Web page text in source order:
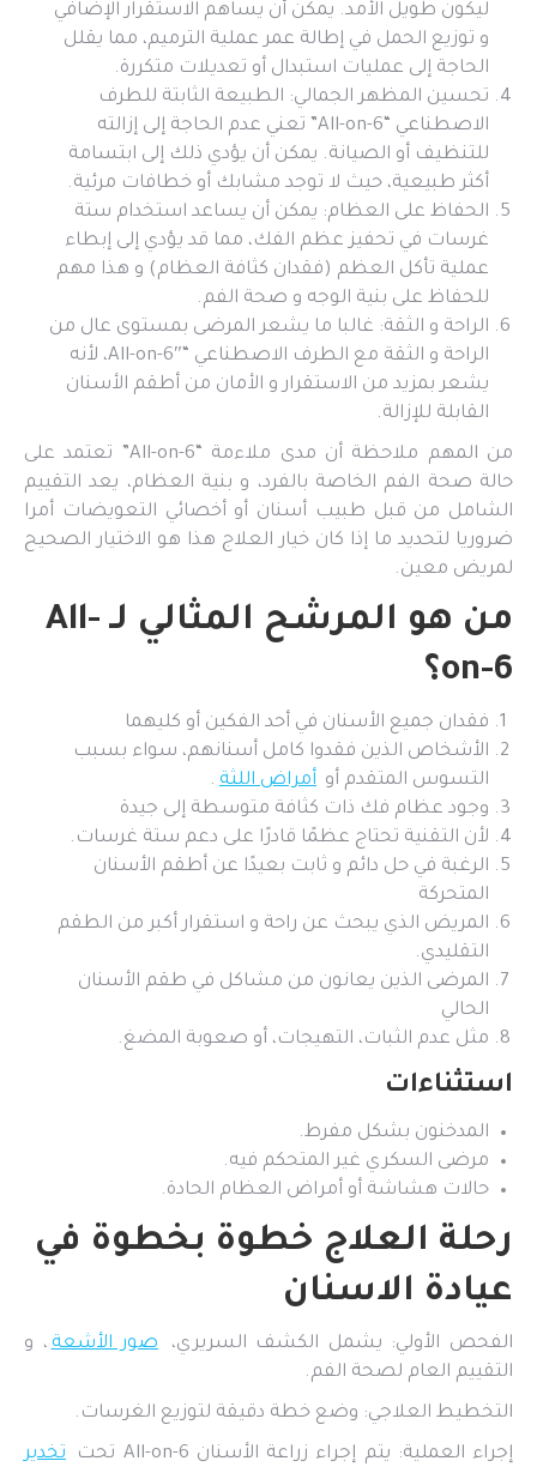
ليكون طويل الأمد. يمكن أن يساهم الاستقرار الإضافي
و توزيع الحمل في إطالة عمر عملية الترميم، مما يقلل
الحاجة إلى عمليات استبدال أو تعديلات متكررة.
تحسين المظهر الجمالي: الطبيعة الثابتة للطرف
الاصطناعي “All-on-6” تعني عدم الحاجة إلى إزالته
للتنظيف أو الصيانة. يمكن أن يؤدي ذلك إلى ابتسامة
أكثر طبيعية، حيث لا توجد مشابك أو خطافات مرئية.
الحفاظ على العظام: يمكن أن يساعد استخدام ستة
غرسات في تحفيز عظم الفك، مما قد يؤدي إلى إبطاء
عملية تأكل العظم (فقدان كثافة العظام) و هذا مهم
للحفاظ على بنية الوجه و صحة الفم.
الراحة و الثقة: غالبا ما يشعر المرضى بمستوى عال من
الراحة و الثقة مع الطرف الاصطناعي “All-on-6″، لأنه
يشعر بمزيد من الاستقرار و الأمان من أطقم الأسنان
القابلة للإزالة.
من المهم ملاحظة أن مدى ملاءمة “All-on-6” تعتمد على
حالة صحة الفم الخاصة بالفرد، و بنية العظام، يعد التقييم
الشامل من قبل طبيب أسنان أو أخصائي التعويضات أمرا
ضروريا لتحديد ما إذا كان خيار العلاج هذا هو الاختيار الصحيح
لمريض معين.
من هو المرشح المثالي لـ All-
on-6؟
فقدان جميع الأسنان في أحد الفكين أو كليهما
الأشخاص الذين فقدوا كامل أسنانهم، سواء بسبب
التسوس المتقدم أو أمراض اللثة .
وجود عظام فك ذات كثافة متوسطة إلى جيدة
لأن التقنية تحتاج عظمًا قادرًا على دعم ستة غرسات.
الرغبة في حل دائم و ثابت بعيدًا عن أطقم الأسنان
المتحركة
المريض الذي يبحث عن راحة و استقرار أكبر من الطقم
التقليدي.
المرضى الذين يعانون من مشاكل في طقم الأسنان
الحالي
مثل عدم الثبات، التهيجات، أو صعوبة المضغ.
استثناءات
المدخنون بشكل مفرط.
مرضى السكري غير المتحكم فيه.
حالات هشاشة أو أمراض العظام الحادة.
رحلة العلاج خطوة بخطوة في
عيادة الاسنان
الفحص الأولي: يشمل الكشف السريري، صور الأشعة ، و
التقييم العام لصحة الفم.
التخطيط العلاجي: وضع خطة دقيقة لتوزيع الغرسات.
إجراء العملية: يتم إجراء زراعة الأسنان All-on-6 تحت
تخدير